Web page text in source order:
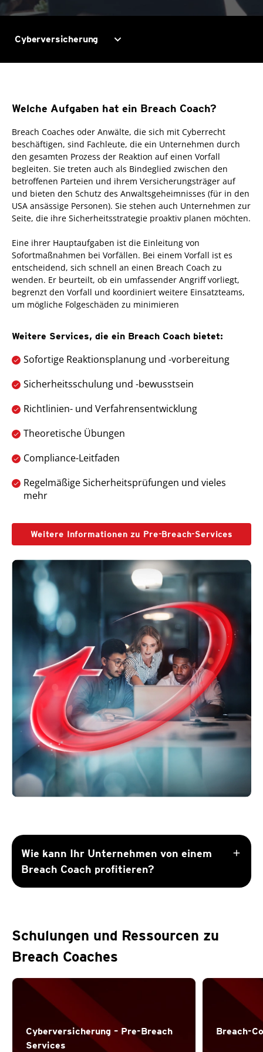
Cyberversicherung expand_more
Welche Aufgaben hat ein Breach Coach?
Breach Coaches oder Anwälte, die sich mit Cyberrecht
beschäftigen, sind Fachleute, die ein Unternehmen durch
den gesamten Prozess der Reaktion auf einen Vorfall
begleiten. Sie treten auch als Bindeglied zwischen den
betroffenen Parteien und ihrem Versicherungsträger auf
und bieten den Schutz des Anwaltsgeheimnisses (für in den
USA ansässige Personen). Sie stehen auch Unternehmen zur
Seite, die ihre Sicherheitsstrategie proaktiv planen möchten.
Eine ihrer Hauptaufgaben ist die Einleitung von
Sofortmaßnahmen bei Vorfällen. Bei einem Vorfall ist es
entscheidend, sich schnell an einen Breach Coach zu
wenden. Er beurteilt, ob ein umfassender Angriff vorliegt,
begrenzt den Vorfall und koordiniert weitere Einsatzteams,
um mögliche Folgeschäden zu minimieren
Weitere Services, die ein Breach Coach bietet:
Sofortige Reaktionsplanung und -vorbereitung
Sicherheitsschulung und -bewusstsein
Richtlinien- und Verfahrensentwicklung
Theoretische Übungen
Compliance-Leitfaden
Regelmäßige Sicherheitsprüfungen und vieles
mehr
Weitere Informationen zu Pre-Breach-Services
Wie kann Ihr Unternehmen von einem
Breach Coach profitieren?
add
Schulungen und Ressourcen zu
Breach Coaches
Cyberversicherung – Pre-Breach
Services
Breach-